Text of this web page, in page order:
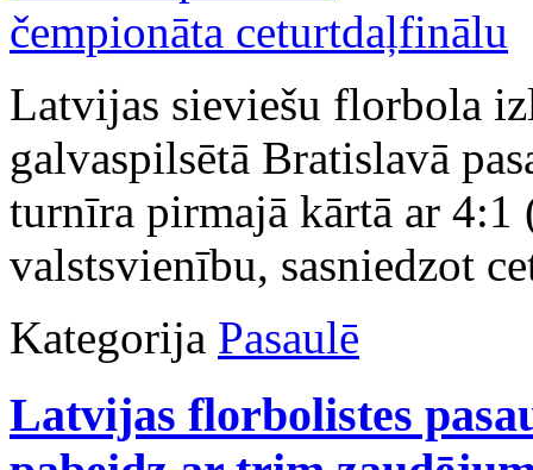
Latvijas sieviešu florbola
galvaspilsētā Bratislavā
turnīra pirmajā kārtā ar
valstsvienību, sasniedzot
Kategorija Pasaulē
Latvijas florbolistes